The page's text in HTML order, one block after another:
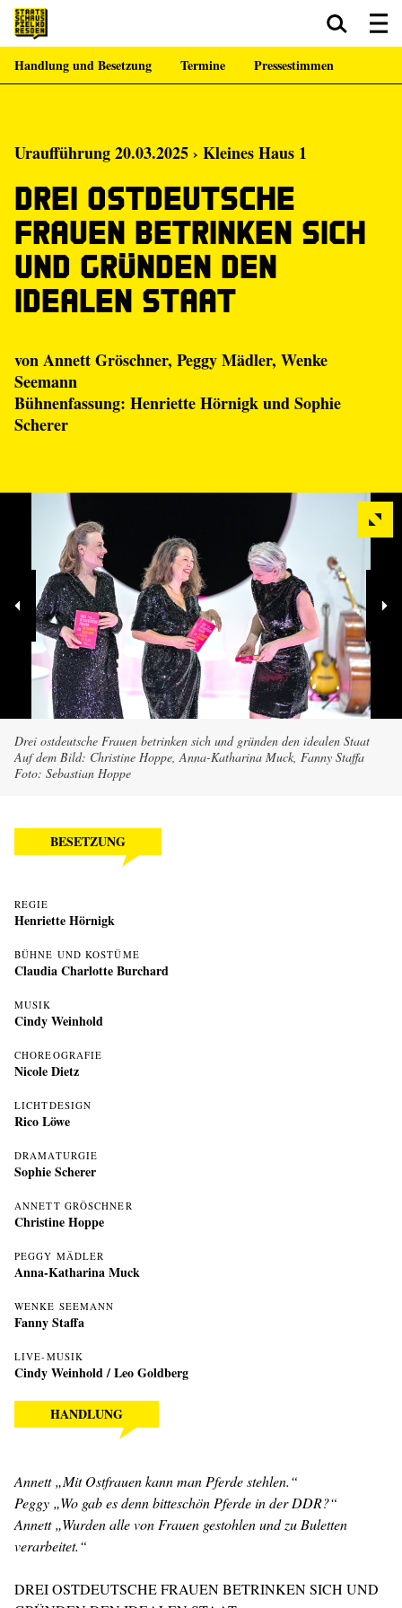
Zum Hauptinhalt springen Zum Footer springen
Handlung und Besetzung Termine Pressestimmen
Uraufführung 20.03.2025 › Kleines Haus 1
Drei ostdeutsche
Frauen betrinken sich
und gründen den
idealen Staat
von Annett Gröschner, Peggy Mädler, Wenke
Seemann
Bühnenfassung: Henriette HörnigkundSophie
Scherer
Drei ostdeutsche Frauen betrinken sich und gründen den idealen Staat
Auf dem Bild: Christine Hoppe, Anna-Katharina Muck, Fanny Staffa
Foto: Sebastian Hoppe
BESETZUNG
REGIE
Henriette Hörnigk
BÜHNE UND KOSTÜME
Claudia Charlotte Burchard
MUSIK
Cindy Weinhold
CHOREOGRAFIE
Nicole Dietz
LICHTDESIGN
Rico Löwe
DRAMATURGIE
Sophie Scherer
ANNETT GRÖSCHNER
Christine Hoppe
PEGGY MÄDLER
Anna-Katharina Muck
WENKE SEEMANN
Fanny Staffa
LIVE-MUSIK
Cindy Weinhold/Leo Goldberg
HANDLUNG
Annett „Mit Ostfrauen kann man Pferde stehlen.“
Peggy „Wo gab es denn bitteschön Pferde in der DDR?“
Annett „Wurden alle von Frauen gestohlen und zu Buletten
verarbeitet.“
DREI OSTDEUTSCHE FRAUEN BETRINKEN SICH UND